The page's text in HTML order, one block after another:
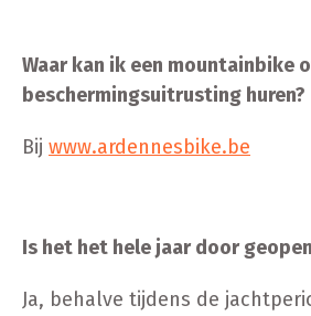
Waar kan ik een mountainbike
beschermingsuitrusting huren?
Bij www.ardennesbike.be
Is het het hele jaar door
Ja, behalve tijdens de